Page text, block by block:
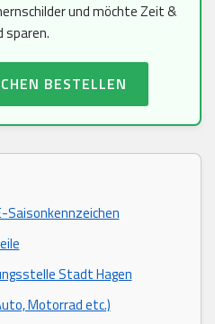
und möchte Zeit &
sparen.
BESTELLEN
Saisonkennzeichen
Stadt Hagen
Motorrad etc.)